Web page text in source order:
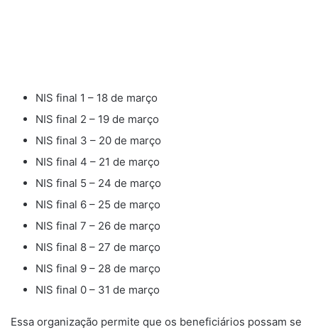
NIS final 1 – 18 de março
NIS final 2 – 19 de março
NIS final 3 – 20 de março
NIS final 4 – 21 de março
NIS final 5 – 24 de março
NIS final 6 – 25 de março
NIS final 7 – 26 de março
NIS final 8 – 27 de março
NIS final 9 – 28 de março
NIS final 0 – 31 de março
Essa organização permite que os beneficiários possam se